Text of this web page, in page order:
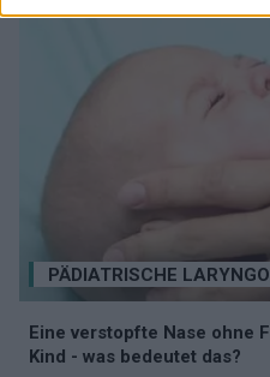
PÄDIATRISCHE
Eine verstopfte Nase ohne
Kind - was bedeutet das?